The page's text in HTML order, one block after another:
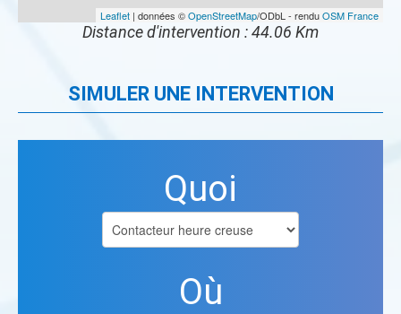
Leaflet | données ©OpenStreetMap/ODbL - renduOSM France
Distance d'intervention : 44.06 Km
SIMULER UNE INTERVENTION
Quoi
Où